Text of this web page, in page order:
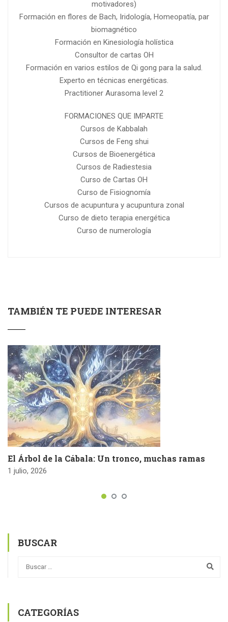
motivadores)
Formación en flores de Bach, Iridología, Homeopatía, par
biomagnético
Formación en Kinesiología holística
Consultor de cartas OH
Formación en varios estilos de Qi gong para la salud.
Experto en técnicas energéticas.
Practitioner Aurasoma level 2
FORMACIONES QUE IMPARTE
Cursos de Kabbalah
Cursos de Feng shui
Cursos de Bioenergética
Cursos de Radiestesia
Curso de Cartas OH
Curso de Fisiognomía
Cursos de acupuntura y acupuntura zonal
Curso de dieto terapia energética
Curso de numerología
TAMBIÉN TE PUEDE INTERESAR
El Árbol de la Cábala: Un tronco, muchas ramas
1 julio, 2026
BUSCAR
CATEGORÍAS